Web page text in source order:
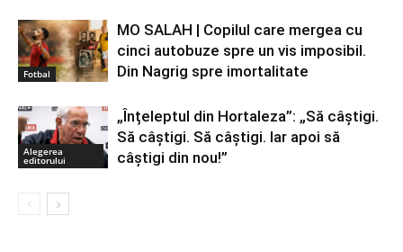
Fotbal
MO SALAH | Copilul care mergea cu
cinci autobuze spre un vis imposibil.
Din Nagrig spre imortalitate
Alegerea
editorului
„Înțeleptul din Hortaleza”: „Să câștigi.
Să câștigi. Să câștigi. Iar apoi să
câștigi din nou!”